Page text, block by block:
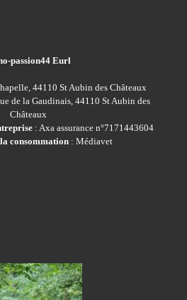
passion44 Eurl
44110 St Aubin des Châteaux
de la Gaudinais, 44110 St Aubin des
Châteaux
: Axa assurance n°7171443604
consommation: Médiavet